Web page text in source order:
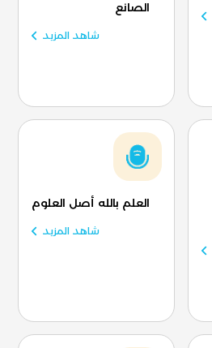
الصانع
شاهد المزيد
العلم بالله أصل العلوم
شاهد المزيد